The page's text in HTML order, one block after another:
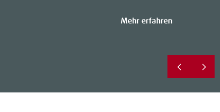
Mehr erfahren